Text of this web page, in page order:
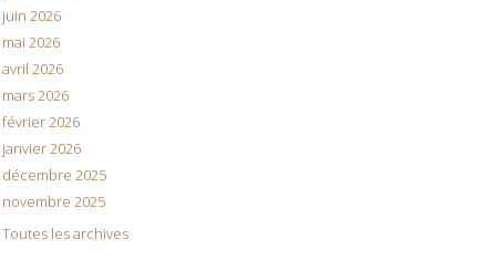
juin 2026
mai 2026
avril 2026
mars 2026
février 2026
janvier 2026
décembre 2025
novembre 2025
Toutes les archives